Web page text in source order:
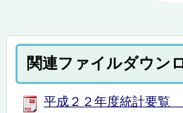
関連ファイルダウン
平成２２年度統計要覧